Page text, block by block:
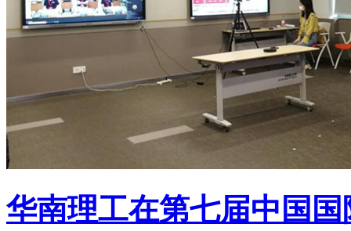
华南理工在第七届中国